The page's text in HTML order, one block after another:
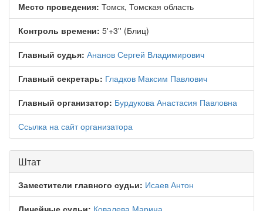
Место проведения: Томск, Томская область
Контроль времени: 5'+3'' (Блиц)
Главный судья: Ананов Сергей Владимирович
Главный секретарь: Гладков Максим Павлович
Главный организатор: Бурдукова Анастасия Павловна
Ссылка на сайт организатора
Штат
Заместители главного судьи: Исаев Антон
Линейные судьи: Ковалева Марина